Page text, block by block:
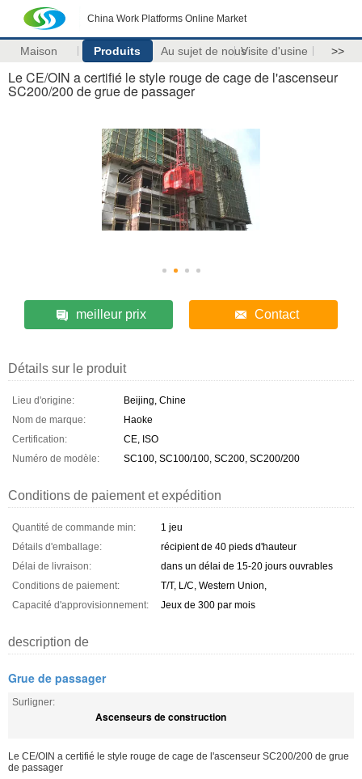
China Work Platforms Online Market
Maison Produits Au sujet de nousVisite d'usine >>
Le CE/OIN a certifié le style rouge de cage de l'ascenseur
SC200/200 de grue de passager
meilleur prix Contact
Détails sur le produit
Lieu d'origine:
Beijing, Chine
Nom de marque:
Haoke
Certification:
CE, ISO
Numéro de modèle:
SC100, SC100/100, SC200, SC200/200
Conditions de paiement et expédition
Quantité de commande min:
1 jeu
Détails d'emballage:
récipient de 40 pieds d'hauteur
Délai de livraison:
dans un délai de 15-20 jours ouvrables
Conditions de paiement:
T/T, L/C, Western Union,
Capacité d'approvisionnement:
Jeux de 300 par mois
description de
Grue de passager
Surligner:
Ascenseurs de construction
Le CE/OIN a certifié le style rouge de cage de l'ascenseur SC200/200 de grue
de passager